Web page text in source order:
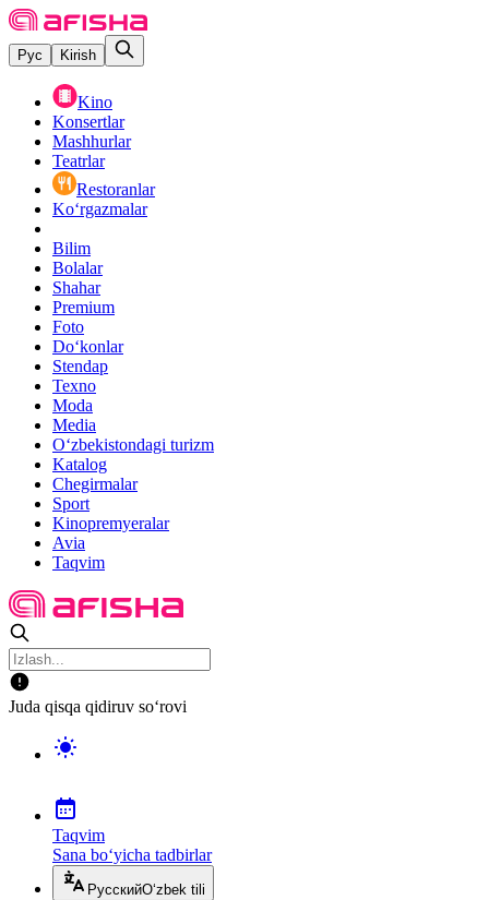
Рус Kirish
Kino
Konsertlar
Mashhurlar
Teatrlar
Restoranlar
Ko‘rgazmalar
Bilim
Bolalar
Shahar
Premium
Foto
Do‘konlar
Stendap
Texno
Moda
Media
O‘zbekistondagi turizm
Katalog
Chegirmalar
Sport
Kinopremyeralar
Avia
Taqvim
Juda qisqa qidiruv so‘rovi
Taqvim
Sana bo‘yicha tadbirlar
РусскийO‘zbek tili